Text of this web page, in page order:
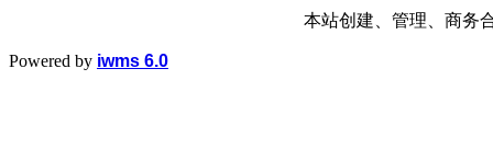
本站创建、管理、商务
Powered by iwms 6.0